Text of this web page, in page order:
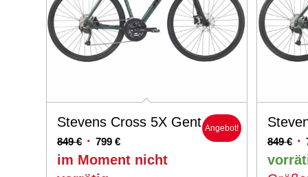
Stevens Cross 5X Gent
849€ Ursprünglicher
Preis
war:
799 €Aktueller
Preis
im Moment nicht
Angebot!
849€